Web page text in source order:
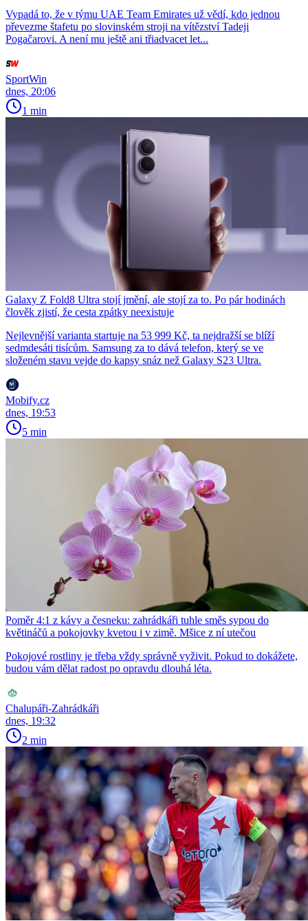
Vypadá to, že v týmu UAE Team Emirates už vědí, kdo jednou
převezme štafetu po slovinském stroji na vítězství Tadeji
Pogačarovi. A není mu ještě ani třiadvacet let...
SportWin
dnes, 20:06
1 min
Galaxy Z Fold8 Ultra stojí jmění, ale stojí za to. Po pár hodinách
člověk zjistí, že cesta zpátky neexistuje
Nejlevnější varianta startuje na 53 999 Kč, ta nejdražší se blíží
sedmdesáti tisícům. Samsung za to dává telefon, který se ve
složeném stavu vejde do kapsy snáz než Galaxy S23 Ultra.
Mobify.cz
dnes, 19:53
5 min
Poměr 4:1 z kávy a česneku: zahrádkáři tuhle směs sypou do
květináčů a pokojovky kvetou i v zimě. Mšice z ní utečou
Pokojové rostliny je třeba vždy správně vyživit. Pokud to dokážete,
budou vám dělat radost po opravdu dlouhá léta.
Chalupáři-Zahrádkáři
dnes, 19:32
2 min